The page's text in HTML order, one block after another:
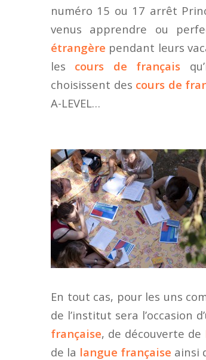
numéro 15 ou 17 arrêt
venus apprendre ou
étrangère pendant leurs
les cours de français
choisissent des cours de
A-LEVEL…
En tout cas, pour les uns
de l’institut sera l’occasion
française, de découverte de
de la langue française ainsi